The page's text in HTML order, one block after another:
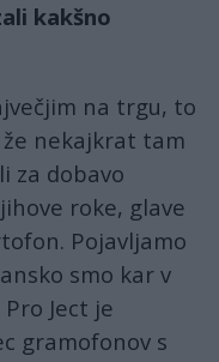
kakšno
na trgu, to
nekajkrat tam
za dobavo
roke, glave
Pojavljamo
smo kar v
Ject je
gramofonov s